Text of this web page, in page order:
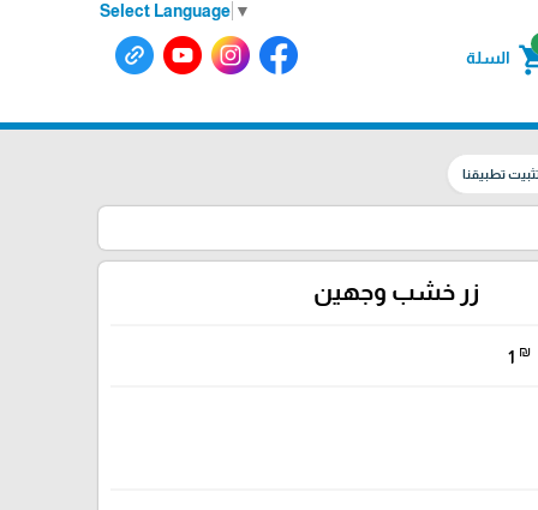
Select Language ▼
السلة
تطبيقنا
زر خشب وجهين
1 ₪